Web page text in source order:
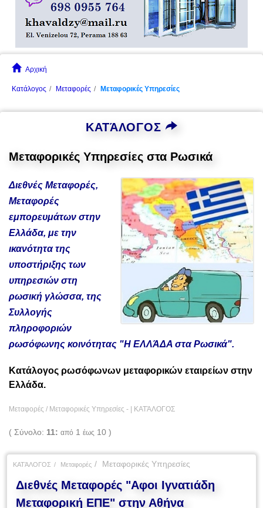
Αρχική
Κατάλογος Μεταφορές Μεταφορικές Υπηρεσίες
ΚΑΤΆΛΟΓΟΣ
Μεταφορικές Υπηρεσίες στα Ρωσικά
Διεθνές Μεταφορές,
Μεταφορές
εμπορευμάτων στην
Ελλάδα, με την
ικανότητα της
υποστήριξης των
υπηρεσιών στη
ρωσική γλώσσα, της
Συλλογής
πληροφοριών
ρωσόφωνης κοινότητας "Η ΕΛΛΆΔΑ στα Ρωσικά".
Κατάλογος ρωσόφωνων μεταφορικών εταιρείων στην
Ελλάδα.
Μεταφορές / Μεταφορικές Υπηρεσίες - | ΚΑΤΆΛΟΓΟΣ
( Σύνολο: 11: από 1 έως 10 )
ΚΑΤΆΛΟΓΟΣ Μεταφορές Μεταφορικές Υπηρεσίες
Διεθνές Μεταφορές "Αφοι Ιγνατιάδη
Μεταφορική ΕΠΕ" στην Αθήνα